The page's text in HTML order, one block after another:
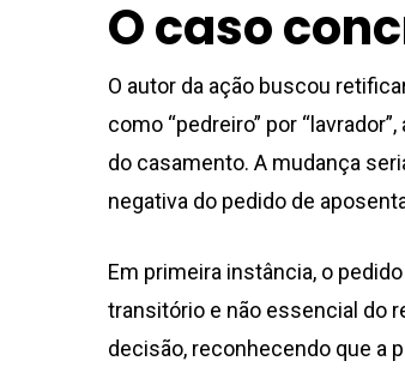
O caso
O autor da ação buscou
como “pedreiro” por
do casamento. A mudança
negativa do pedido de
Em primeira instância, o
transitório e não essencial do
decisão, reconhecendo que a